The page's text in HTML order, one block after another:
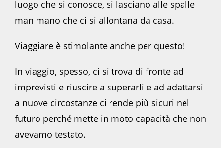
luogo che si conosce, si lasciano alle spalle
man mano che ci si allontana da casa.
Viaggiare è stimolante anche per questo!
In viaggio, spesso, ci si trova di fronte ad
imprevisti e riuscire a superarli e ad adattarsi
a nuove circostanze ci rende più sicuri nel
futuro perché mette in moto capacità che non
avevamo testato.